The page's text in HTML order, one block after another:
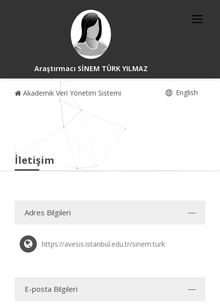
Araştırmacı SİNEM TÜRK YILMAZ
Akademik Veri Yönetim Sistemi English
İletişim
Adres Bilgileri
https://avesis.istanbul.edu.tr/sinem.turk
E-posta Bilgileri